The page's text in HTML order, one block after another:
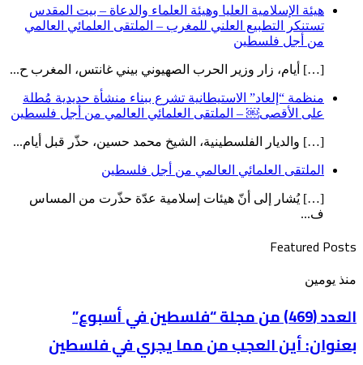
هيئة الإسلامية العليا وهيئة العلماء والدعاة – بيت المقدس
تستنكر التطبيع العلني للمغرب – الملتقى العلمائي العالمي
من أجل فلسطين
[…] أيام، زار وزير الحرب الصهيوني بيني غانتس، المغرب ح...
منظمة “إلعاد” الاستيطانية تشرع ببناء منشأة حديدية مُطلة
على الأقصى￼ – الملتقى العلمائي العالمي من أجل فلسطين
[…] والديار الفلسطينية، الشيخ محمد حسين، حذّر قبل أيام...
الملتقى العلمائي العالمي من أجل فلسطين
[…] يُشار إلى أنّ هيئات إسلامية عدّة حذّرت من المساس
ف...
Featured Posts
العدد
من
مجلة
“فلسطين
في
منذ يومين
العدد (469) من مجلة “فلسطين في أسبوع”
بعنوان: أين العجب من مما يجري في فلسطين